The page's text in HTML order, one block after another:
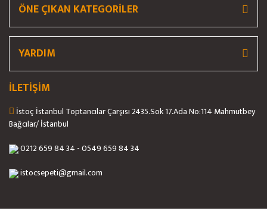
ÖNE ÇIKAN KATEGORİLER
YARDIM
İLETİŞİM
İstoç İstanbul Toptancılar Çarşısı 2435.Sok 17.Ada No:114 Mahmutbey
Bağcılar/ İstanbul
0212 659 84 34 - 0549 659 84 34
istocsepeti@gmail.com